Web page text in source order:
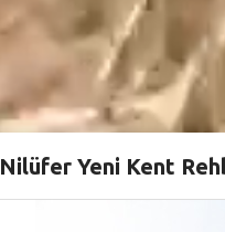
Nilüfer Yeni Kent